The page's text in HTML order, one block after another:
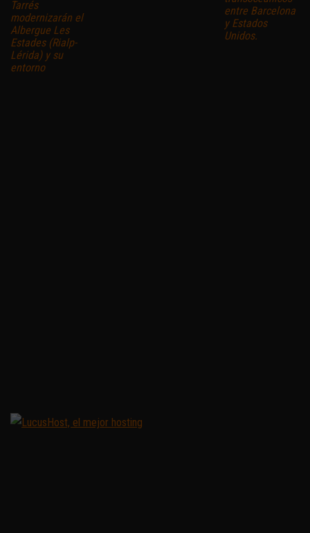
Tarrés
modernizarán el
Albergue Les
Estades (Rialp-
Lérida) y su
entorno
entre Barcelona
y Estados
Unidos.